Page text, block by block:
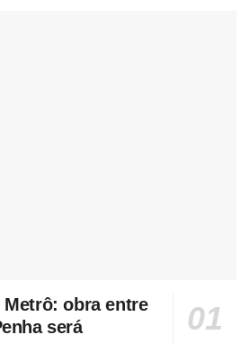
Metrô: obra entre
será